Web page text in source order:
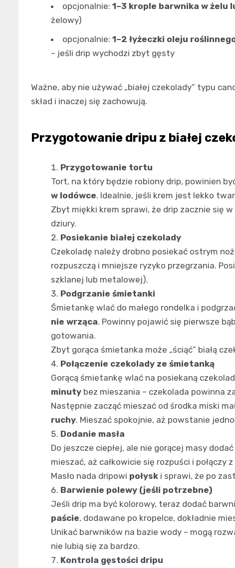
opcjonalnie: 1–3 krople barwnika w żelu
żelowy)
opcjonalnie: 1–2 łyżeczki oleju
– jeśli drip wychodzi zbyt gęsty
Ważne, aby nie używać „białej czekolady” typu
skład i inaczej się zachowują.
Przygotowanie dripu z białej
Przygotowanie tortu
Tort, na który będzie robiony drip, powinien
w lodówce. Idealnie, jeśli krem jest lekko
Zbyt miękki krem sprawi, że drip zacznie się
dziury.
Posiekanie białej czekolady
Czekoladę należy drobno posiekać ostrym
rozpuszczą i mniejsze ryzyko przegrzania.
szklanej lub metalowej).
Podgrzanie śmietanki
Śmietankę wlać do małego rondelka i
nie wrząca. Powinny pojawić się pierwsze
gotowania.
Zbyt gorąca śmietanka może „ściąć” białą
Połączenie czekolady ze śmietanką
Gorącą śmietankę wlać na posiekaną
minuty bez mieszania – czekolada powinna
Następnie zacząć mieszać od środka miski
ruchy. Mieszać spokojnie, aż powstanie
Dodanie masła
Do jeszcze ciepłej, ale nie gorącej masy
mieszać, aż całkowicie się rozpuści i połączy
Masło nada dripowi połysk i sprawi, że po
Barwienie polewy (jeśli potrzebne)
Jeśli drip ma być kolorowy, teraz dodać
paście, dodawane po kropelce, dokładnie
Unikać barwników na bazie wody – mogą
nie lubią się za bardzo.
Kontrola gęstości dripu